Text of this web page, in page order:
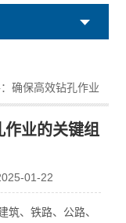
确保高效钻孔作业
作业的关键组
01-22
、铁路、公路、